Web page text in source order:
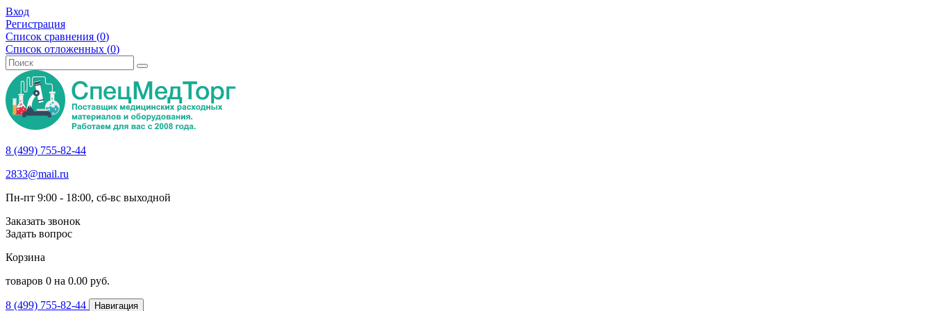
Вход
Регистрация
Список сравнения (0)
Список отложенных (0)
8 (499) 755-82-44
2833@mail.ru
Пн-пт 9:00 - 18:00, сб-вс выходной
Заказать звонок
Задать вопрос
Корзина
товаров 0 на 0.00 руб.
8 (499) 755-82-44 Навигация